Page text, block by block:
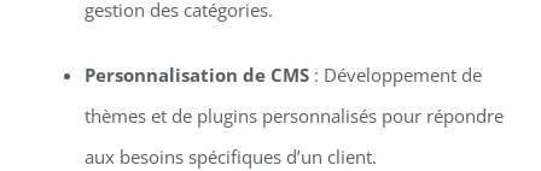
gestion des catégories.
Personnalisation de CMS: Développement de
thèmes et de plugins personnalisés pour répondre
aux besoins spécifiques d’un client.